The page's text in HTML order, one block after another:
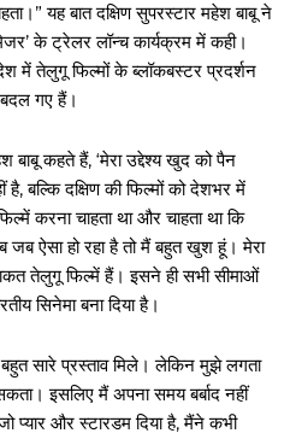
यह बात दक्षिण सुपरस्टार महेश बाबू ने
के ट्रेलर लॉन्च कार्यक्रम में कही।
में तेलुगू फिल्मों के ब्लॉकबस्टर प्रदर्शन
गए हैं।
बाबू कहते हैं, ‘मेरा उद्देश्य खुद को पैन
बल्कि दक्षिण की फिल्मों को देशभर में
करना चाहता था और चाहता था कि
ऐसा हो रहा है तो मैं बहुत खुश हूं। मेरा
तेलुगू फिल्में हैं। इसने ही सभी सीमाओं
सिनेमा बना दिया है।
सारे प्रस्ताव मिले। लेकिन मुझे लगता
इसलिए मैं अपना समय बर्बाद नहीं
प्यार और स्टारडम दिया है, मैंने कभी